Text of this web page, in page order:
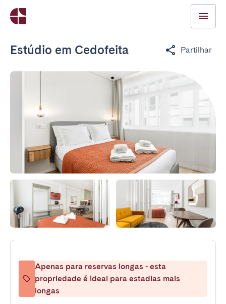
Estúdio em Cedofeita Partilhar
Apenas para reservas longas - esta
propriedade é ideal para estadias mais
longas